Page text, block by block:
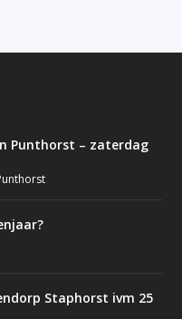
Punthorst – zaterdag
Staphorst ivm 25